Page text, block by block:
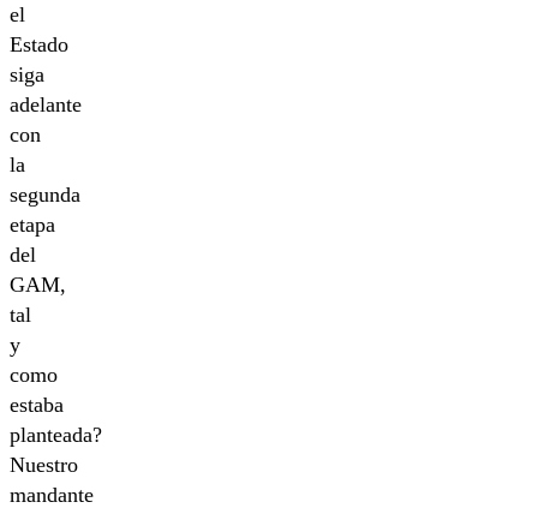
el
Estado
siga
adelante
con
la
segunda
etapa
del
GAM,
tal
y
como
estaba
planteada?
Nuestro
mandante